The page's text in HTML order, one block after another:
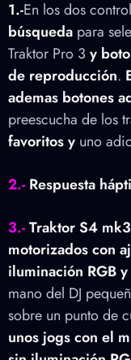
1.-En los dos
búsqueda para
Traktor Pro 3 y
de reproducción.
ademas botones
preescucha de los
favoritosy uno
2.- Respuesta
3.-Traktor S4
motorizados con
iluminación RGB
mano del DJ
sobre un punto de
unos jogs con el